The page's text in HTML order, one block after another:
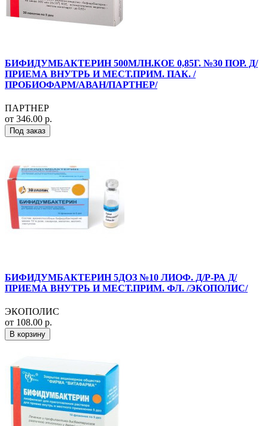
БИФИДУМБАКТЕРИН 500МЛН.КОЕ 0,85Г. №30 ПОР. Д/
ПРИЕМА ВНУТРЬ И МЕСТ.ПРИМ. ПАК. /
ПРОБИОФАРМ/АВАН/ПАРТНЕР/
ПАРТНЕР
от 346.00 р.
Под заказ
БИФИДУМБАКТЕРИН 5ДОЗ №10 ЛИОФ. Д/Р-РА Д/
ПРИЕМА ВНУТРЬ И МЕСТ.ПРИМ. ФЛ. /ЭКОПОЛИС/
ЭКОПОЛИС
от 108.00 р.
В корзину